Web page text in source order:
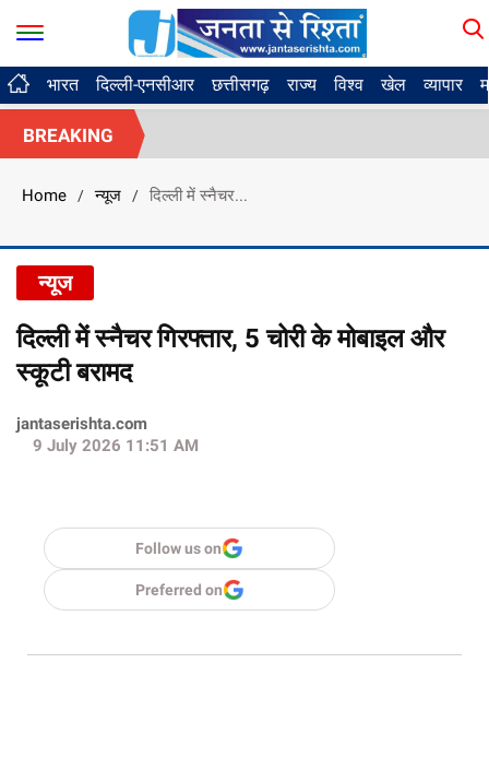
भारत दिल्ली-एनसीआर छत्तीसगढ़ राज्य विश्व खेल व्यापार
BREAKING
Home / न्यूज / दिल्ली में स्नैचर...
न्यूज
दिल्ली में स्नैचर गिरफ्तार, 5 चोरी के मोबाइल और
स्कूटी बरामद
jantaserishta.com
9 July 2026 11:51 AM
Follow us on
Preferred on